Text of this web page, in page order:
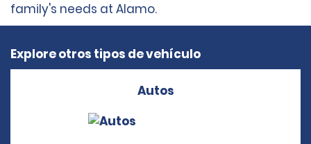
family's needs at Alamo.
Explore otros tipos de vehículo
Autos